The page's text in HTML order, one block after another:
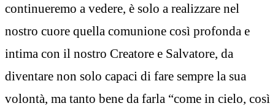
continueremo a vedere, è solo a realizzare nel
nostro cuore quella comunione così profonda e
intima con il nostro Creatore e Salvatore, da
diventare non solo capaci di fare sempre la sua
volontà, ma tanto bene da farla “come in cielo, così